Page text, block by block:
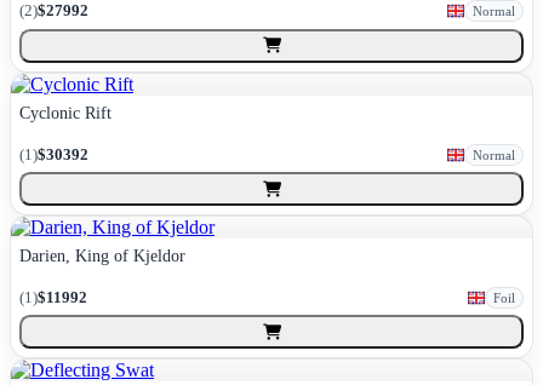
(2)$27992 Normal
Cyclonic Rift
(1)$30392 Normal
Darien, King of Kjeldor
(1)$11992 Foil